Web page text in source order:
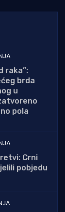
raka”:
brda
u
pola
Crni
pobjedu